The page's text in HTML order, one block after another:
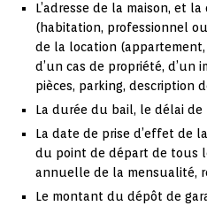
L’adresse de la maison, et
(habitation, professionnel
de la location (appartement,
d’un cas de propriété, d’un
pièces, parking, description
La durée du bail, le délai
La date de prise d’effet de
du point de départ de tous
annuelle de la mensualité,
Le montant du dépôt de